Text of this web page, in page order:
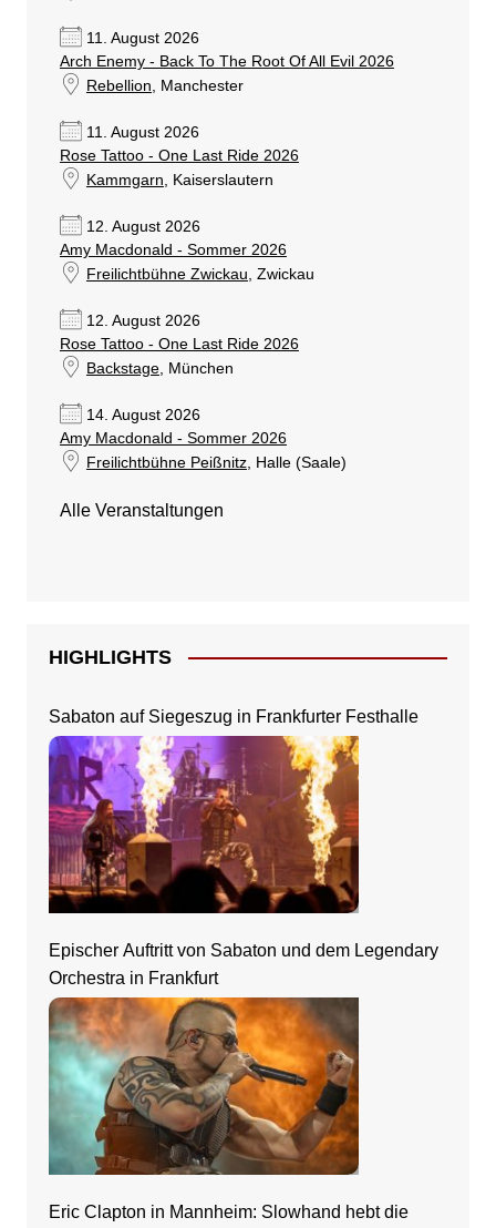
11. August 2026
Arch Enemy - Back To The Root Of All Evil 2026
Rebellion , Manchester
11. August 2026
Rose Tattoo - One Last Ride 2026
Kammgarn , Kaiserslautern
12. August 2026
Amy Macdonald - Sommer 2026
Freilichtbühne Zwickau , Zwickau
12. August 2026
Rose Tattoo - One Last Ride 2026
Backstage, München
14. August 2026
Amy Macdonald - Sommer 2026
Freilichtbühne Peißnitz, Halle (Saale)
Alle Veranstaltungen
HIGHLIGHTS
Sabaton auf Siegeszug in Frankfurter Festhalle
Epischer Auftritt von Sabaton und dem Legendary
Orchestra in Frankfurt
Eric Clapton in Mannheim: Slowhand hebt die